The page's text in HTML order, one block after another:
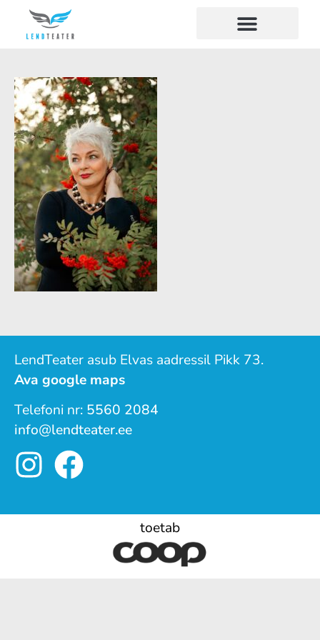
LendTeater asub Elvas aadressil Pikk 73.
Ava google maps
Telefoni nr: 5560 2084
info@lendteater.ee
toetab